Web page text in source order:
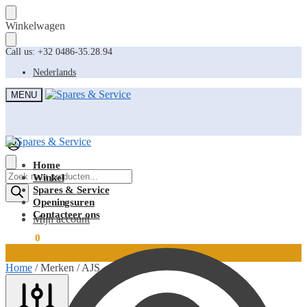
Skip
to
navigation
Skip
to
content
Winkelwagen
Call us: +32 0486-35.28.94
Nederlands
MENU
Producten
zoeken
Mijn account
Home
Winkel
Spares & Service
Openingsuren
Contacteer ons
0
Home /Merken /AJS